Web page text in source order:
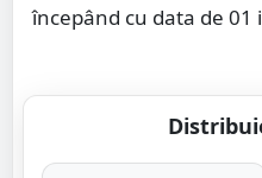
începând cu data de 01